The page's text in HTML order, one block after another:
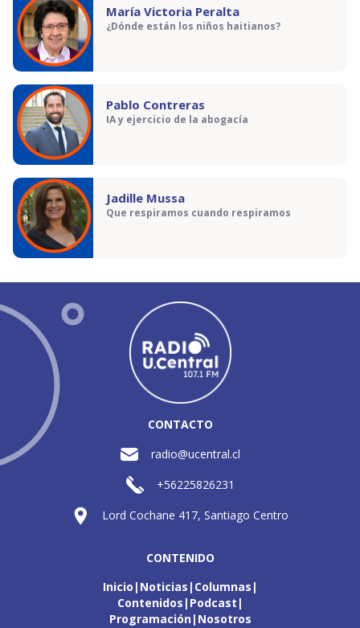
María Victoria Peralta
¿Dónde están los niños haitianos?
Pablo Contreras
IA y ejercicio de la abogacía
Jadille Mussa
Que respiramos cuando respiramos
CONTACTO
radio@ucentral.cl
+56225826231
Lord Cochane 417, Santiago Centro
CONTENIDO
Inicio Noticias Columnas
Contenidos Podcast
Programación Nosotros